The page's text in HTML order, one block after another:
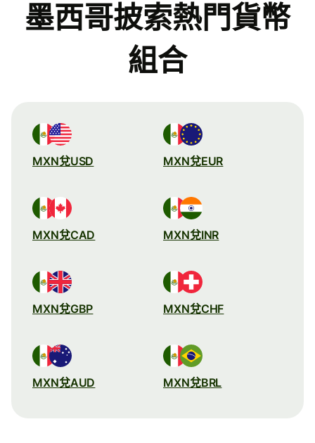
墨西哥披索熱門貨幣
組合
MXN兌USD MXN兌EUR
MXN兌CAD MXN兌INR
MXN兌GBP MXN兌CHF
MXN兌AUD MXN兌BRL